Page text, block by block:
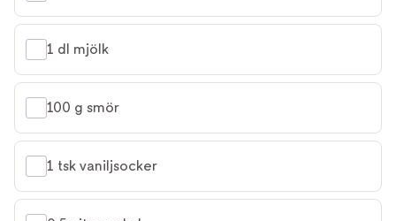
1 dl mjölk
100 g smör
1 tsk vaniljsocker